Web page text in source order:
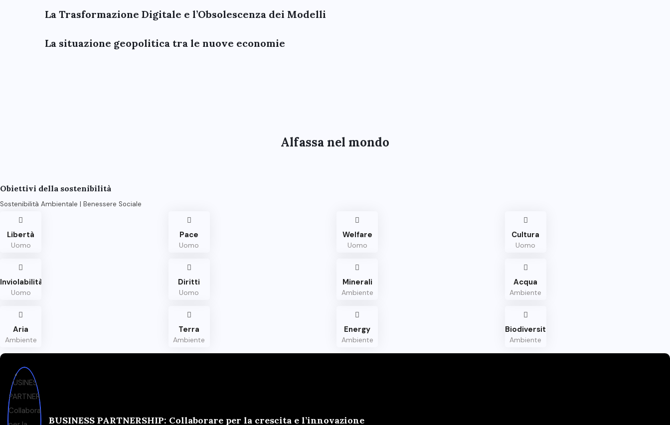
La Trasformazione Digitale e l’Obsolescenza dei Modelli
La situazione geopolitica tra le nuove economie
Alfassa nel mondo
Obiettivi della sostenibilità
Sostenibilità Ambientale | Benessere Sociale
Libertà
Uomo
Pace
Uomo
Welfare
Uomo
Cultura
Uomo
Inviolabilità
Uomo
Diritti
Uomo
Minerali
Ambiente
Acqua
Ambiente
Aria
Ambiente
Terra
Ambiente
Energy
Ambiente
Biodiversità
Ambiente
BUSINESS PARTNERSHIP: Collaborare per la crescita e l’innovazione